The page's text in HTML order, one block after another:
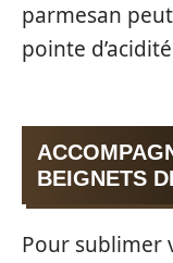
parmesan
pointe
BEIGNETS
Pour sublimer